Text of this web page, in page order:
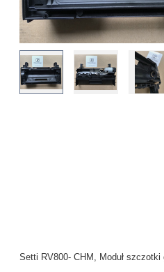
Setti RV800- CHM, Moduł szczotki